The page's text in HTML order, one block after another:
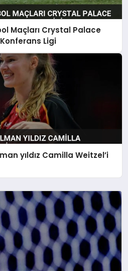
Maçları Crystal Palace
Ligi
yıldız Camilla Weitzel’i